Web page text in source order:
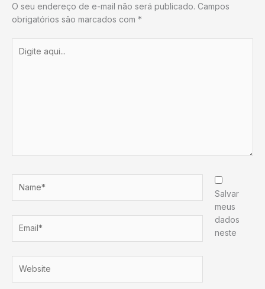
O seu endereço de e-mail não será publicado. Campos
obrigatórios são marcados com *
aqui...
Salvar
meus
dados
neste